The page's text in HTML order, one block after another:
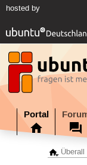
hosted by
Portal